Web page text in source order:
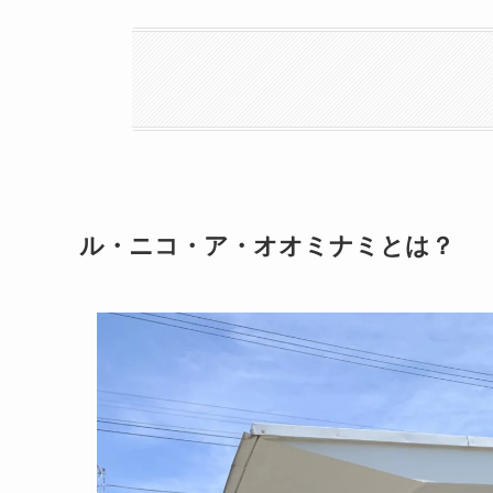
ル・ニコ・ア・オオミナミとは？